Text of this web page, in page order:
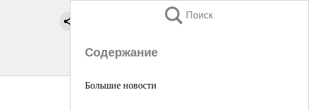
Поиск
Содержание
Большие новости